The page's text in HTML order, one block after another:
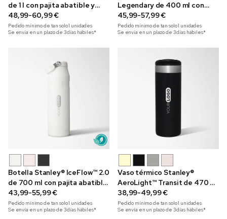
de 1 l con pajita abatible y
grabada con láser
48,99-60,99 €
Pedido mínimo de tan solo1 unidades
Se envía en un plazo de 3 días hábiles*
Legendary de 400 ml con
cuchara-tenedor y grabado
con láser
45,99-57,99 €
Pedido mínimo de tan solo1 unidades
Se envía en un plazo de 3 días hábiles*
Botella Stanley® IceFlow™ 2.0
de 700 ml con pajita abatible
y grabada con láser
43,99-55,99 €
Pedido mínimo de tan solo1 unidades
Se envía en un plazo de 3 días hábiles*
Vaso térmico Stanley®
AeroLight™ Transit de 470 ml
grabado con láser
38,99-49,99 €
Pedido mínimo de tan solo1 unidades
Se envía en un plazo de 3 días hábiles*